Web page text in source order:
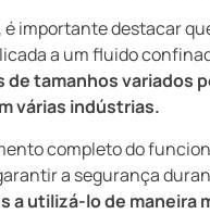
é importante destacar
a um fluido
de tamanhos variados
várias indústrias.
completo do
a segurança
a utilizá-lo de maneira